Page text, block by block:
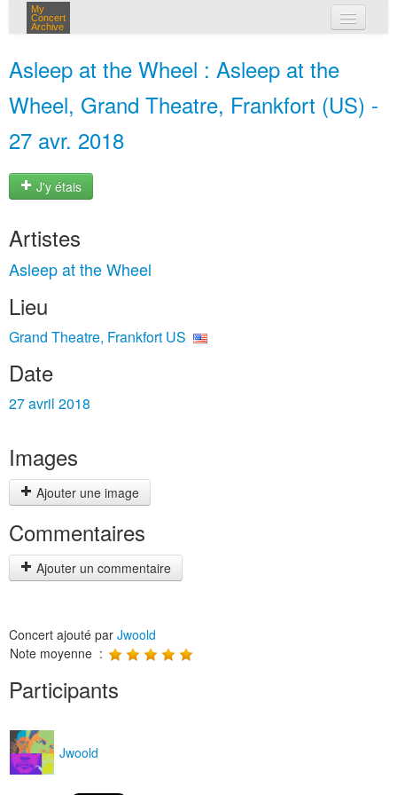
My
Concert
Archive
Asleep at the Wheel : Asleep at the
Wheel, Grand Theatre, Frankfort (US) -
27 avr. 2018
J'y étais
Artistes
Asleep at the Wheel
Lieu
Grand Theatre, Frankfort US
Date
27 avril 2018
Images
Ajouter une image
Commentaires
Ajouter un commentaire
Concert ajouté par Jwoold
Note moyenne :
Participants
Jwoold